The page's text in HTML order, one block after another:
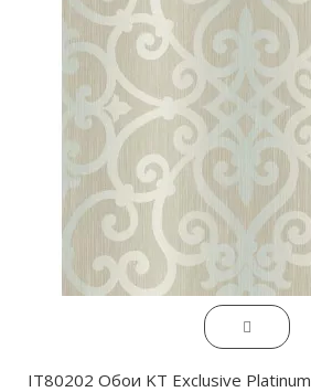
IT80202 Обои KT Exclusive Platinum